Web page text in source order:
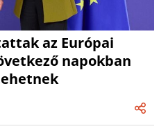
az Európai
napokban